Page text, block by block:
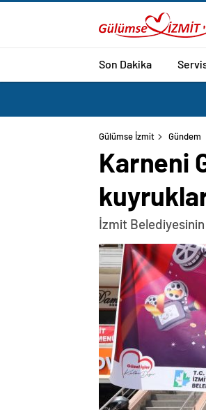
Son Dakika
Gülümse İzmit Gündem
Karneni
İzmit